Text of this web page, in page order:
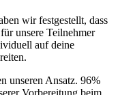
wir festgestellt, dass
unsere Teilnehmer
auf deine
unseren Ansatz. 96%
Vorbereitung beim